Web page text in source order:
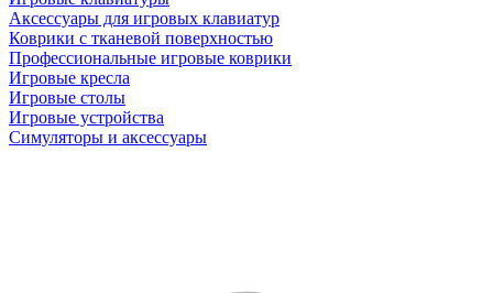
Аксессуары для игровых клавиатур
Коврики с тканевой поверхностью
Профессиональные игровые коврики
Игровые кресла
Игровые столы
Игровые устройства
Симуляторы и аксессуары